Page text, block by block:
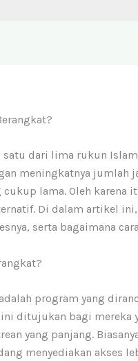
satu dari lima rukun
meningkatnya jumlah
cukup lama. Oleh
Di dalam artikel
serta bagaimana
program yang
ditujukan bagi mereka
yang panjang.
menyediakan akses